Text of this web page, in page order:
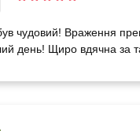
чудовий! Враження
день! Щиро вдячна за